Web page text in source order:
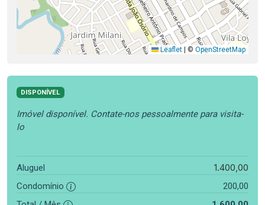
Leaflet | © OpenStreetMap
DISPONÍVEL
Imóvel disponível. Contate-nos pessoalmente para visita-
lo
Aluguel 1.400,00
Condomínio
200,00